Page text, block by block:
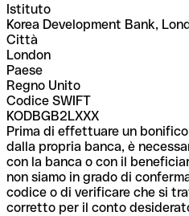
Istituto
Korea Development Bank,
Città
London
Paese
Regno Unito
Codice SWIFT
KODBGB2LXXX
Prima di effettuare un
dalla propria banca, è
con la banca o con il
non siamo in grado di
codice o di verificare che si
corretto per il conto